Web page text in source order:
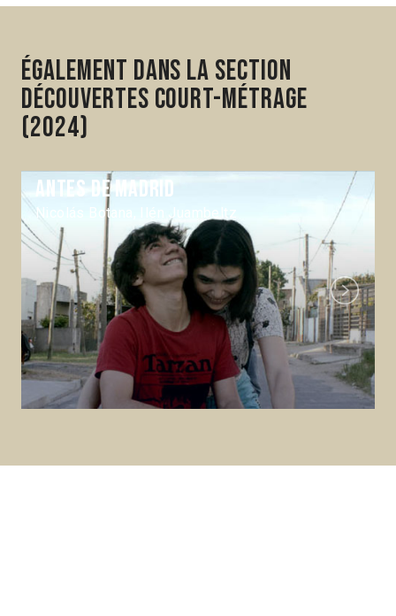
Également dans la section
Découvertes Court-métrage
(2024)
Antes de Madrid
Nicolás Botana, Ilén Juambeltz
Next